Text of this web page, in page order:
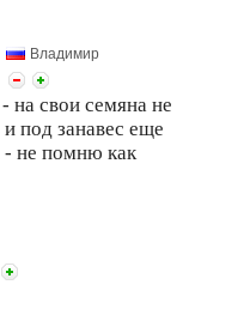
Владимир
на свои семяна не
под занавес еще
не помню как